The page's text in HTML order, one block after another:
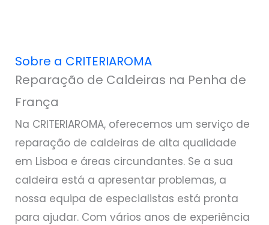
Sobre a CRITERIAROMA
Reparação de Caldeiras na Penha de
França
Na CRITERIAROMA, oferecemos um serviço de
reparação de caldeiras de alta qualidade
em Lisboa e áreas circundantes. Se a sua
caldeira está a apresentar problemas, a
nossa equipa de especialistas está pronta
para ajudar. Com vários anos de experiência